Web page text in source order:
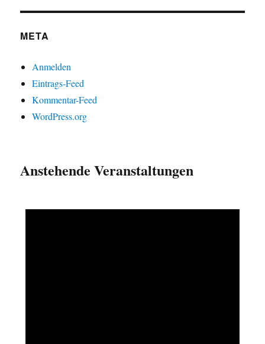
META
Anmelden
Eintrags-Feed
Kommentar-Feed
WordPress.org
Anstehende Veranstaltungen